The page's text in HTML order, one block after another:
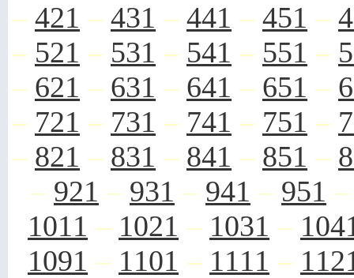
– 421 – 431 – 441 – 451 –
– 521 – 531 – 541 – 551 –
– 621 – 631 – 641 – 651 –
– 721 – 731 – 741 – 751 –
– 821 – 831 – 841 – 851 –
– 921 – 931 – 941 – 951
1011 – 1021 – 1031 –
1091 – 1101 – 1111 –